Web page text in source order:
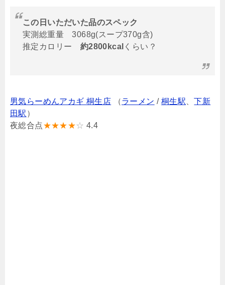
この日いただいた品のスペック
実測総重量 3068g(スープ370g含)
推定カロリー 約2800kcal くらい？
男気らーめんアカギ 桐生店 （ラーメン / 桐生駅 、下新
田駅 ）
夜総合点★★★★☆ 4.4